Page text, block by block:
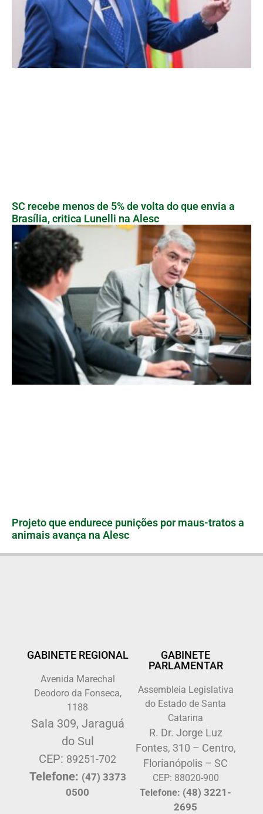
SC recebe menos de 5% de volta do que envia a
Brasília, critica Lunelli na Alesc
Projeto que endurece punições por maus-tratos a
animais avança na Alesc
GABINETE REGIONAL
Avenida Marechal
Deodoro da Fonseca,
1188
Sala 309, Jaraguá
do Sul
CEP: 89251-702
Telefone: (47) 3373
0500
GABINETE
PARLAMENTAR
Assembleia Legislativa
do Estado de Santa
Catarina
R. Dr. Jorge Luz
Fontes, 310 – Centro,
Florianópolis – SC
CEP: 88020-900
Telefone: (48) 3221-
2695